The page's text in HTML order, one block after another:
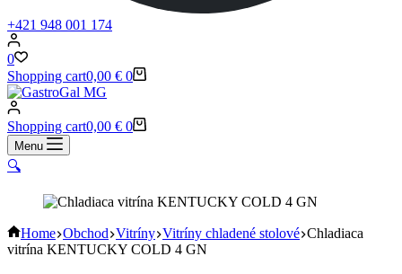
+421 948 001 174
0
Shopping cart0,00 € 0
Shopping cart0,00 € 0
Menu
🔍
Home Obchod Vitríny Vitríny chladené stolové Chladiaca
vitrína KENTUCKY COLD 4 GN